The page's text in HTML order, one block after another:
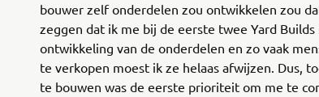
bouwer zelf onderdelen zou ontwikkelen zou
zeggen dat ik me bij de eerste twee Yard
ontwikkeling van de onderdelen en zo vaak
te verkopen moest ik ze helaas afwijzen. Dus,
te bouwen was de eerste prioriteit om me te